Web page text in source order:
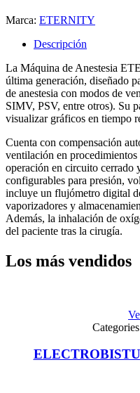
Marca: ETERNITY
Descripción
La Máquina de Anestesia
última generación, diseñado
de anestesia con modos de
SIMV, PSV, entre otros). Su
visualizar gráficos en tiempo
Cuenta con compensación
ventilación en
operación en circuito cerrado
configurables para presión,
incluye un flujómetro digital
vaporizadores y
Además, la inhalación de
del paciente tras la cirugía.
Los más vendidos